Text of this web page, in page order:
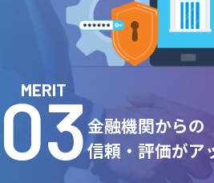
MERIT
金融機関からの
信頼・評価がア